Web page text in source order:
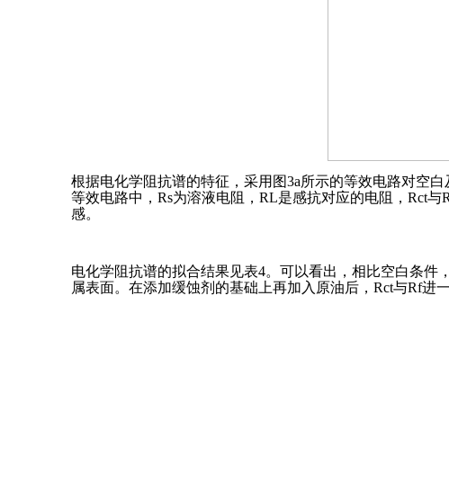
根据电化学阻抗谱的特征，采用图3a所示的等效电路对空
等效电路中，Rs为溶液电阻，RL是感抗对应的电阻，Rct
感。
电化学阻抗谱的拟合结果见表4。可以看出，相比空白条
属表面。在添加缓蚀剂的基础上再加入原油后，Rct与Rf进